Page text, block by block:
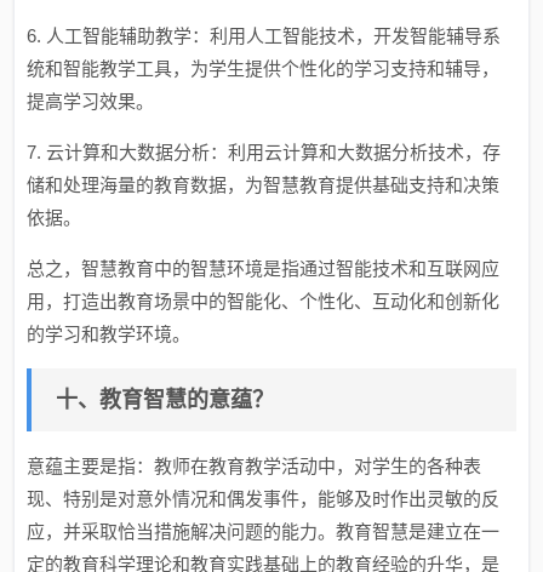
6. 人工智能辅助教学：利用人工智能技术，开发智能辅导系
统和智能教学工具，为学生提供个性化的学习支持和辅导，
提高学习效果。
7. 云计算和大数据分析：利用云计算和大数据分析技术，存
储和处理海量的教育数据，为智慧教育提供基础支持和决策
依据。
总之，智慧教育中的智慧环境是指通过智能技术和互联网应
用，打造出教育场景中的智能化、个性化、互动化和创新化
的学习和教学环境。
十、教育智慧的意蕴？
意蕴主要是指：教师在教育教学活动中，对学生的各种表
现、特别是对意外情况和偶发事件，能够及时作出灵敏的反
应，并采取恰当措施解决问题的能力。教育智慧是建立在一
定的教育科学理论和教育实践基础上的教育经验的升华，是